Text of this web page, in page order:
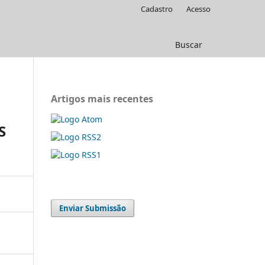
Buscar
Cadastro Acesso
Artigos mais recentes
Enviar Submissão